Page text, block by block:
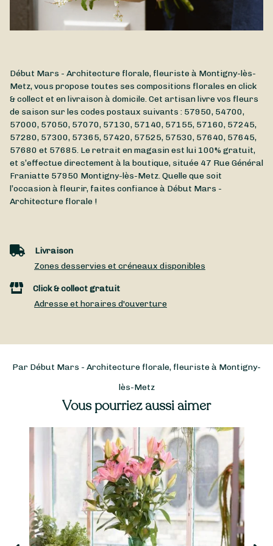
Début Mars - Architecture florale, fleuriste à Montigny-lès-
Metz, vous propose toutes ses compositions florales en click
& collect et en livraison à domicile. Cet artisan livre vos fleurs
de saison sur les codes postaux suivants : 57950, 54700,
57000, 57050, 57070, 57130, 57140, 57155, 57160, 57245,
57280, 57300, 57365, 57420, 57525, 57530, 57640, 57645,
57680 et 57685. Le retrait en magasin est lui 100% gratuit,
et s’effectue directement à la boutique, située 47 Rue Général
Franiatte 57950 Montigny-lès-Metz. Quelle que soit
l’occasion à fleurir, faites confiance à Début Mars -
Architecture florale !
Livraison
Zones desservies et créneaux disponibles
Click & collect gratuit
Adresse et horaires d'ouverture
Par Début Mars - Architecture florale, fleuriste à Montigny-
lès-Metz
Vous pourriez aussi aimer